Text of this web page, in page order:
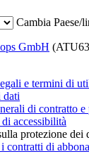
Cambia Paese/
GmbH
e termini di
dati
di contratto
accessibilità
protezione dei
contratti di